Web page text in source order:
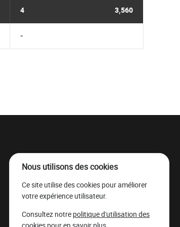
4 3,560
-
À propos
Parc à grumes
Mentions légales
Nous utilisons des cookies
Ce site utilise des cookies pour améliorer
votre expérience utilisateur.
Consultez notre politique d'utilisation des